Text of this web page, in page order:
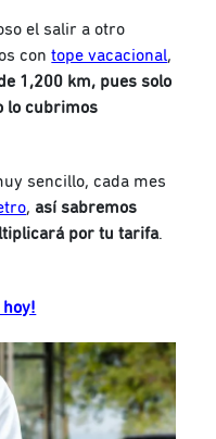
el salir a otro
contope vacacional,
1,200 km, pues solo
lo cubrimos
sencillo, cada mes
, así sabremos
por tu tarifa.